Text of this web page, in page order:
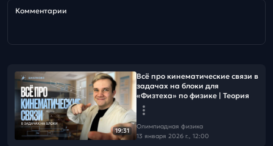
Комментарии
19:31
Всё про кинематические связи в
задачах на блоки для
«Физтеха» по физике | Теория
Олимпиадная физика
13 января 2026 г., 12:00